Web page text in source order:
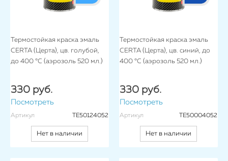
Термостойкая краска эмаль
CERTA (Церта), цв. голубой,
до 400 °C (аэрозоль 520 мл.)
330 руб.
Посмотреть
Артикул TE50124052
Нет в наличии
Термостойкая краска эмаль
CERTA (Церта), цв. синий, до
400 °C (аэрозоль 520 мл.)
330 руб.
Посмотреть
Артикул TE50004052
Нет в наличии